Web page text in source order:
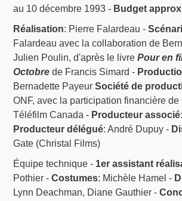
au 10 décembre 1993 - Budget
Réalisation: Pierre Falardeau -
Falardeau avec la collaboration de
Julien Poulin, d'après le livrePour en
Octobre de Francis Simard -
Bernadette PayeurSociété de
ONF, avec la participation financière
Téléfilm Canada - Producteur associé
Producteur délégué: André Dupuy -
Gate (Christal Films)
Équipe technique - 1er assistant
Pothier -Costumes: Michèle Hamel -
Lynn Deachman, Diane Gauthier -